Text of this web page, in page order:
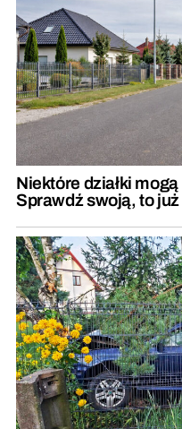
Niektóre działki
Sprawdź swoją, to